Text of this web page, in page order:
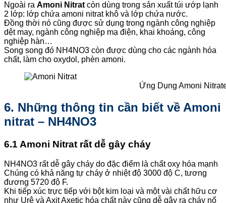
Ngoài ra Amoni Nitratcòn dùng trong sản xuất túi ướp lạnh
2 lớp: lớp chứa amoni nitrat khô và lớp chứa nước.
Đồng thời nó cũng được sử dụng trong ngành công nghiệp
dệt may, ngành công nghiệp mạ điện, khai khoáng, công
nghiệp hàn…
Song song đó NH4NO3 còn được dùng cho các ngành hóa
chất, làm cho oxydol, phèn amoni.
Ứng Dụng Amoni
6. Những thông tin cần biết về Amoni
nitrat – NH4NO3
6.1 Amoni Nitrat rất dễ gây cháy
NH4NO3 rất dễ gây cháy do đặc điểm là chất oxy hóa mạnh
Chúng có khả năng tự cháy ở nhiệt độ 3000 độ C, tương
đương 5720 độ F.
Khi tiếp xúc trực tiếp với bột kim loại và một vài chất hữu cơ
như Urê và Axit Axetic hóa chất này cũng dễ gây ra cháy nổ